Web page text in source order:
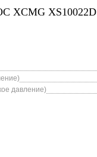
XS10022D
давление)